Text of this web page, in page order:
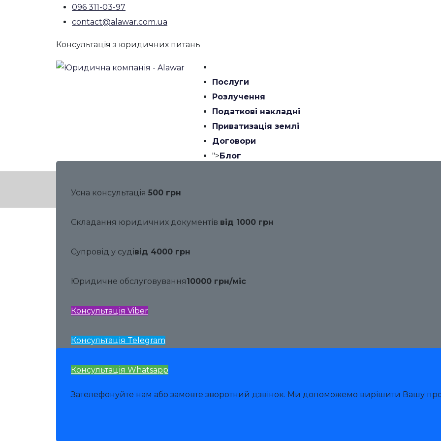
096 311-03-97
contact@alawar.com.ua
Консультація з юридичних питань
Послуги
Розлучення
Податкові накладні
Приватизація землі
Договори
">Блог
Розлучення Розлучення Нова Одеса, розірвання шлюбу в Новій Одесі (заява
Усна консультація 500 грн
Складання юридичних документів від 1000 грн
Супровід у судівід 4000 грн
Юридичне обслуговування10000 грн/міс
Консультація Viber
Консультація Telegram
Консультація Whatsapp
Зателефонуйте нам або замовте зворотний дзвінок. Ми допоможемо вирішити Вашу